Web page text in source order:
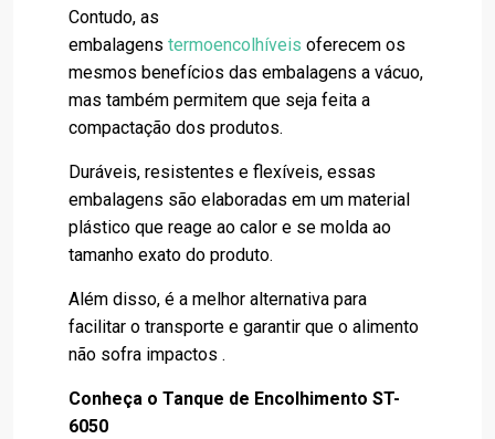
Contudo, as
embalagens termoencolhíveis oferecem os
mesmos benefícios das embalagens a vácuo,
mas também permitem que seja feita a
compactação dos produtos.
Duráveis, resistentes e flexíveis, essas
embalagens são elaboradas em um material
plástico que reage ao calor e se molda ao
tamanho exato do produto.
Além disso, é a melhor alternativa para
facilitar o transporte e garantir que o alimento
não sofra impactos .
Conheça o Tanque de Encolhimento ST-
6050